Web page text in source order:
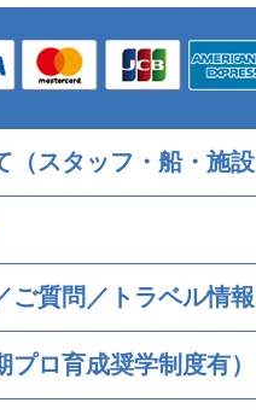
（スタッフ・船・施
ご質問／トラベル情報
ロ育成奨学制度有）